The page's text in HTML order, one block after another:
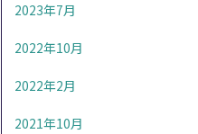
2023年7月
2022年10月
2022年2月
2021年10月